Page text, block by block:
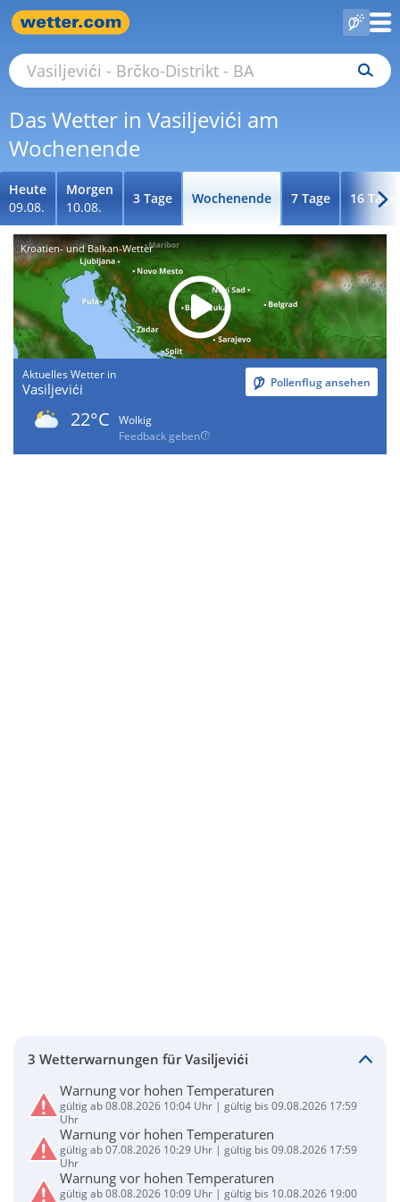
Das Wetter in Vasiljevići am
Wochenende
Heute
09.08.
Morgen
10.08.
3 Tage Wochenende 7 Tage 16 Tage
Kroatien- und Balkan-Wetter
Aktuelles Wetter in
Vasiljevići Pollenflug ansehen
22°C
Wolkig
Feedback geben
3 Wetterwarnungen für Vasiljevići
Warnung vor hohen Temperaturen
gültig ab 08.08.2026 10:04 Uhr | gültig bis 09.08.2026 17:59
Uhr
Warnung vor hohen Temperaturen
gültig ab 07.08.2026 10:29 Uhr | gültig bis 09.08.2026 17:59
Uhr
Warnung vor hohen Temperaturen
gültig ab 08.08.2026 10:09 Uhr | gültig bis 10.08.2026 19:00